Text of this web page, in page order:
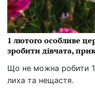
1 лютого особливе
зробити дівчата,
Що не можна робити
лиха та нещастя.